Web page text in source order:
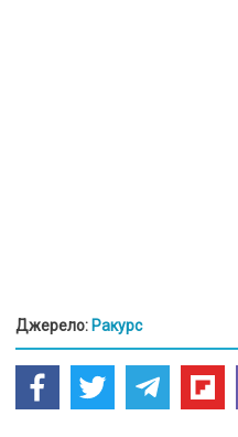
Джерело: Ракурс